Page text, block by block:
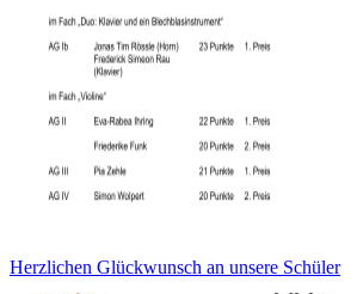
Herzlichen Glückwunsch an unsere Schüler